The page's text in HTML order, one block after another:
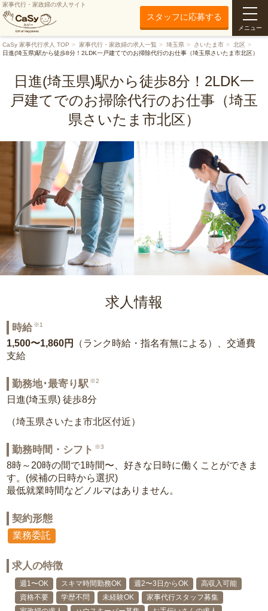
家事代行・家政婦の求人サイト
スタッフに応募する
メニュー
CaSy 家事代行求人 TOP 家事代行・家政婦の求人一覧 埼玉県 さいたま市
北区
日進(埼玉県)駅から徒歩8分！2LDK一戸建てでのお掃除代行のお仕事（埼玉県さいたま市北区）
日進(埼玉県)駅から徒歩8分！2LDK一
戸建てでのお掃除代行のお仕事（埼玉
県さいたま市北区）
求人情報
時給 ※1
1,500〜1,860円
（ランク時給・指名有無による）、交通費
支給
勤務地･最寄り駅 ※2
日進(埼玉県) 徒歩8分
（埼玉県さいたま市北区付近）
勤務時間・シフト ※3
8時～20時の間で1時間〜、好きな日時に働くことができま
す。(候補の日時から選択)
最低就業時間などノルマはありません。
契約形態
業務委託
求人の特徴
週1〜OK スキマ時間勤務OK 週2〜3日からOK
高収入可能
資格不要
学歴不問 未経験OK
家事代行スタッフ募集